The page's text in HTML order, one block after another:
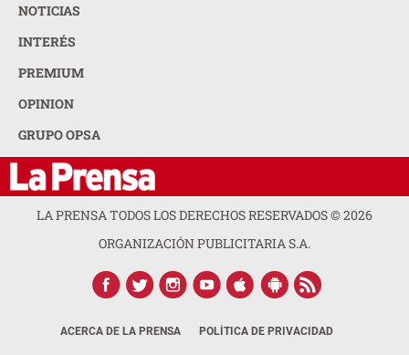
NOTICIAS
INTERÉS
PREMIUM
OPINION
GRUPO OPSA
LA PRENSA TODOS LOS DERECHOS RESERVADOS ©2026
ORGANIZACIÓN PUBLICITARIA S.A.
ACERCA DE LA PRENSA POLÍTICA DE PRIVACIDAD